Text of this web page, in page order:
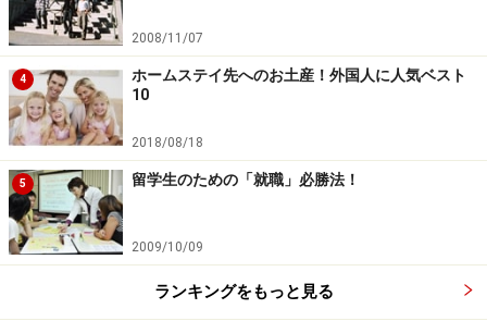
2008/11/07
4
ホームステイ先へのお土産！外国人に人気ベスト
10
2018/08/18
5 留学生のための「就職」必勝法！
2009/10/09
ランキングをもっと見る